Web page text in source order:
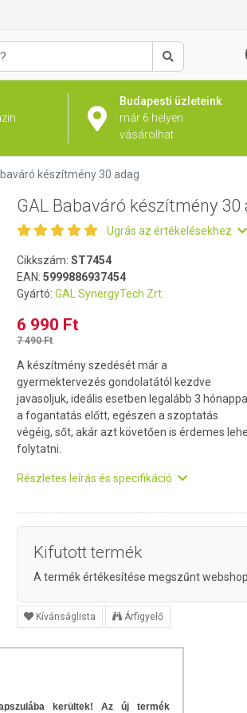
Keresés
Budapesti üzleteink
már 6 helyen
vásárolhat
készítmény 30 adag
GAL Babaváró készítmény 30
Ugrás az értékelésekhez
Cikkszám: ST7454
EAN: 5999886937454
Gyártó: GAL SynergyTech Zrt.
6 990 Ft
7 490 Ft
A készítmény szedését már a
gyermektervezés gondolatától kezdve
javasoljuk, ideális esetben legalább 3 hónappal
a fogantatás előtt, egészen a szoptatás
végéig, sőt, akár azt követően is érdemes
folytatni.
Részletes leírás és specifikáció
Kifutott termék
A termék értékesítése megszűnt
Kívánságlista Árfigyelő
kerültek! Az új termék